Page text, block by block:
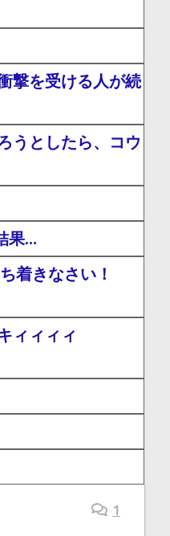
撃を受ける人が続
うとしたら、コウ
果…
着きなさい！
ィィィィ
1